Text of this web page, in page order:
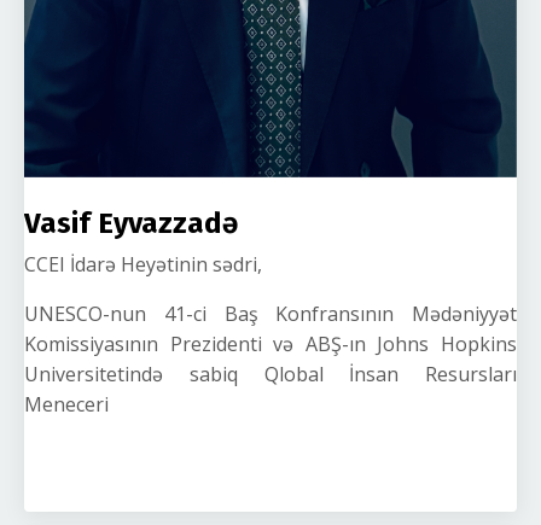
Vasif Eyvazzadə
CCEI İdarə Heyətinin sədri,
UNESCO-nun 41-ci Baş Konfransının Mədəniyyət
Komissiyasının Prezidenti və ABŞ-ın Johns Hopkins
Universitetində sabiq Qlobal İnsan Resursları
Meneceri